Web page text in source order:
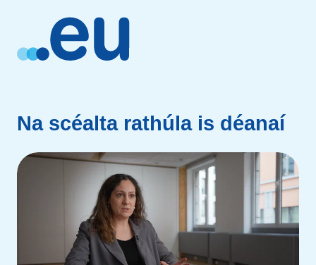
Na scéalta rathúla is déanaí